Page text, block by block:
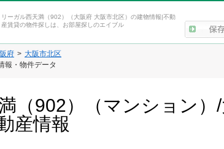
リーガル西天満（902）（大阪府 大阪市北区）の建物情報|不動
産賃貸の物件探しは、お部屋探しのエイブル
府
大阪市北区
報・物件データ
（902）（マンション
産情報